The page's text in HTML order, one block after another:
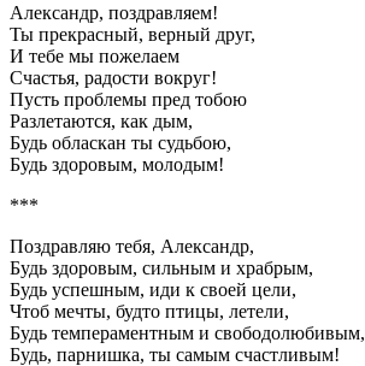
Александр, поздравляем!
Ты прекрасный, верный друг,
И тебе мы пожелаем
Счастья, радости вокруг!
Пусть проблемы пред тобою
Разлетаются, как дым,
Будь обласкан ты судьбою,
Будь здоровым, молодым!
***
Поздравляю тебя, Александр,
Будь здоровым, сильным и храбрым,
Будь успешным, иди к своей цели,
Чтоб мечты, будто птицы, летели,
Будь темпераментным и свободолюбивым,
Будь, парнишка, ты самым счастливым!